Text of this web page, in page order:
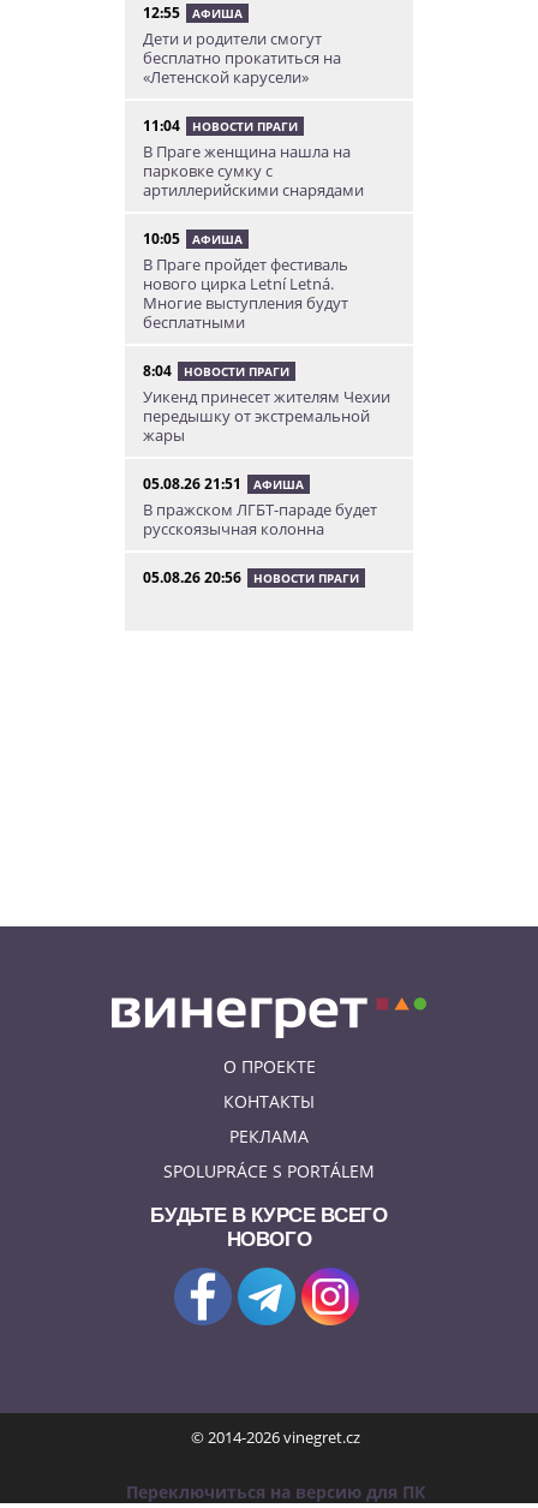
12:55 АФИША
Дети и родители смогут
бесплатно прокатиться на
«Летенской карусели»
11:04 НОВОСТИ ПРАГИ
В Праге женщина нашла на
парковке сумку с
артиллерийскими снарядами
10:05 АФИША
В Праге пройдет фестиваль
нового цирка Letní Letná.
Многие выступления будут
бесплатными
8:04 НОВОСТИ ПРАГИ
Уикенд принесет жителям Чехии
передышку от экстремальной
жары
05.08.26 21:51 АФИША
В пражском ЛГБТ-параде будет
русскоязычная колонна
05.08.26 20:56 НОВОСТИ ПРАГИ
О ПРОЕКТЕ
КОНТАКТЫ
РЕКЛАМА
SPOLUPRÁCE S PORTÁLEM
БУДЬТЕ В КУРСЕ ВСЕГО
НОВОГО
© 2014-2026 vinegret.cz
Переключиться на версию для ПК